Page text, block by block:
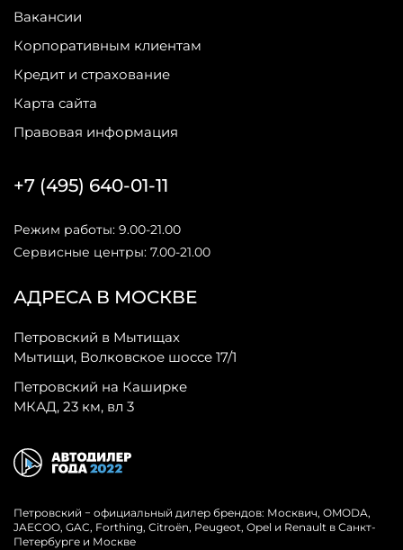
Вакансии
Корпоративным клиентам
Кредит и страхование
Карта сайта
Правовая информация
АДРЕСА В МОСКВЕ
Петровский в Мытищах
Мытищи, Волковское шоссе 17/1
Петровский на Каширке
МКАД, 23 км, вл 3
+7 (495) 640-01-11
Режим работы: 9.00-21.00
Сервисные центры: 7.00-21.00
Петровский − официальный дилер брендов: Москвич, OMODA,
JAECOO, GAC, Forthing, Citroёn, Peugeot, Opel и Renault в Санкт-
Петербурге и Москве